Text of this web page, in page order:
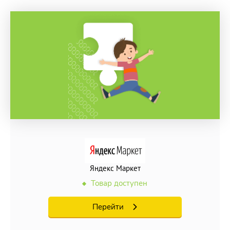
Яндекс Маркет
Товар доступен
Перейти